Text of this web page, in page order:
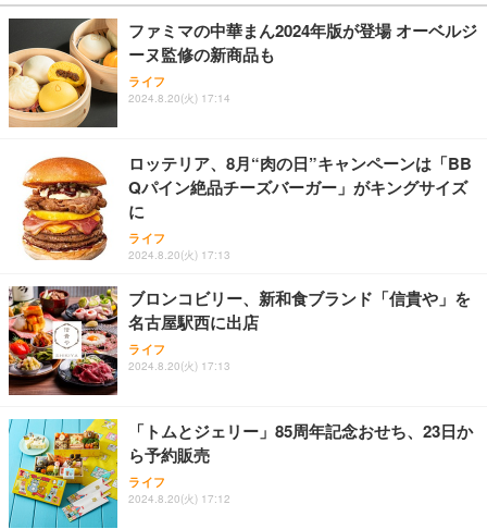
ファミマの中華まん2024年版が登場 オーベルジ
ーヌ監修の新商品も
ライフ
2024.8.20(火) 17:14
ロッテリア、8月“肉の日”キャンペーンは「BB
Qパイン絶品チーズバーガー」がキングサイズ
に
ライフ
2024.8.20(火) 17:13
ブロンコビリー、新和食ブランド「信貴や」を
名古屋駅西に出店
ライフ
2024.8.20(火) 17:13
「トムとジェリー」85周年記念おせち、23日か
ら予約販売
ライフ
2024.8.20(火) 17:12